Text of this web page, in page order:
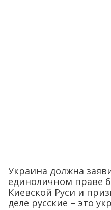
Украина должна
единоличном праве
Киевской Руси и
деле русские – это